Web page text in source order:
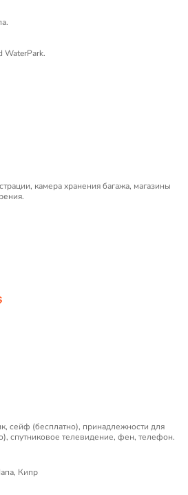
WaterPark.
камера хранения багажа, магазины
сейф (бесплатно), принадлежности для
спутниковое телевидение, фен, телефон.
Кипр